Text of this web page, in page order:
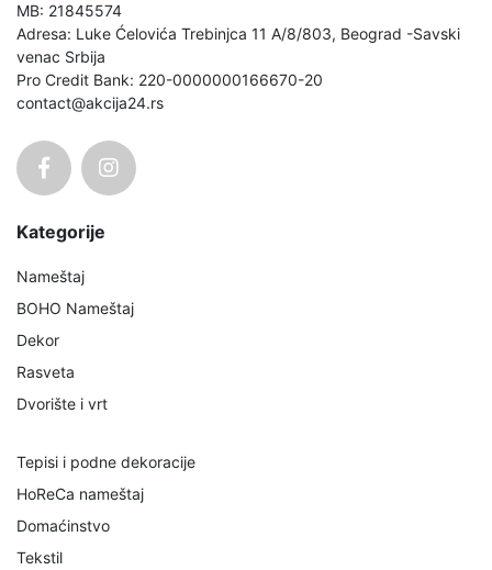
MB: 21845574
Adresa: Luke Ćelovića Trebinjca 11 A/8/803, Beograd -Savski
venac Srbija
Pro Credit Bank: 220-0000000166670-20
contact@akcija24.rs
Kategorije
Nameštaj
BOHO Nameštaj
Dekor
Rasveta
Dvorište i vrt
Tepisi i podne dekoracije
HoReCa nameštaj
Domaćinstvo
Tekstil